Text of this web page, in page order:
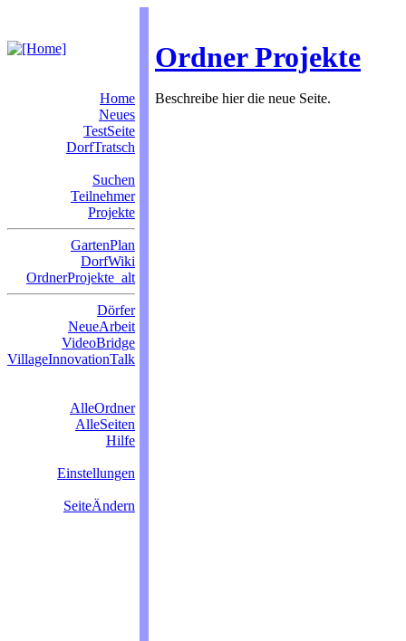
Ordner Projekte
Home
Neues
TestSeite
DorfTratsch
Suchen
Teilnehmer
Projekte
GartenPlan
DorfWiki
OrdnerProjekte_alt
Dörfer
NeueArbeit
VideoBridge
VillageInnovationTalk
AlleOrdner
AlleSeiten
Hilfe
Einstellungen
SeiteÄndern
Beschreibe hier die neue Seite.